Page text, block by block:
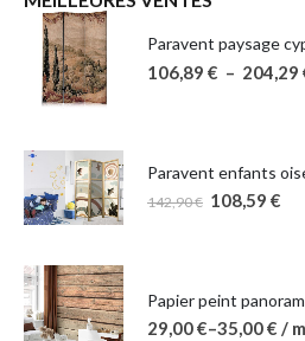
Paravent paysage
106,89 € – 204,29
Paravent enfants
142,90€ 108,59 €
Papier peint
29,00€–35,00€ /